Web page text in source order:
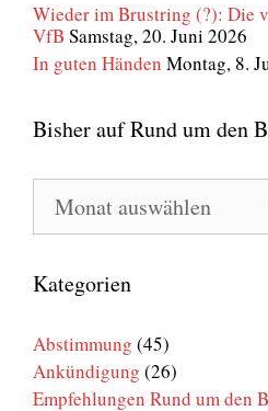
Wieder im Brustring (?): Die
VfB Samstag, 20. Juni 2026
In guten Händen Montag, 8.
Bisher auf Rund um den
Bisher
auf
Rund
den
Brustring
Kategorien
Abstimmung (45)
Ankündigung (26)
Empfehlungen Rund um den